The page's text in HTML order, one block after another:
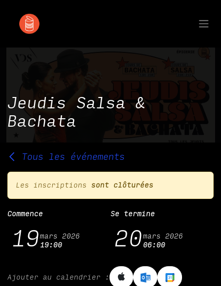
Jeudis Salsa &
Bachata
Tous les événements
Les inscriptions sont clôturées
Commence
19mars 2026
19:00
Se termine
20mars 2026
06:00
Ajouter au calendrier :